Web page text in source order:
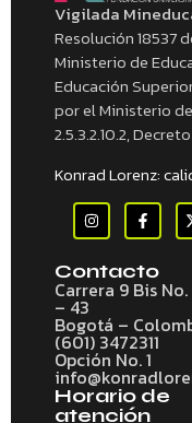
Vigilada
Resolución 18537
Ministerio de
Educación
por el Ministerio
2.5.3.2.10.2,
Konrad Lorenz:
Contacto
Carrera 9 Bis
– 43
Bogotá –
(601) 3472311
Opción No. 1
Horario de
atención